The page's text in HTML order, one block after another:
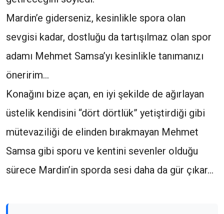
Mardin’e giderseniz, kesinlikle spora olan
sevgisi kadar, dostluğu da tartışılmaz olan spor
adamı Mehmet Samsa’yı kesinlikle tanımanızı
öneririm…
Konağını bize açan, en iyi şekilde de ağırlayan
üstelik kendisini “dört dörtlük” yetiştirdiği gibi
mütevaziliği de elinden bırakmayan Mehmet
Samsa gibi sporu ve kentini sevenler olduğu
sürece Mardin’in sporda sesi daha da gür çıkar…